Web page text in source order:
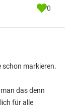
0
schon markieren.
das denn
für alle